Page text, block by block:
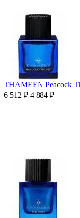
THAMEEN Peacock
6 512 ₽ 4 884 ₽